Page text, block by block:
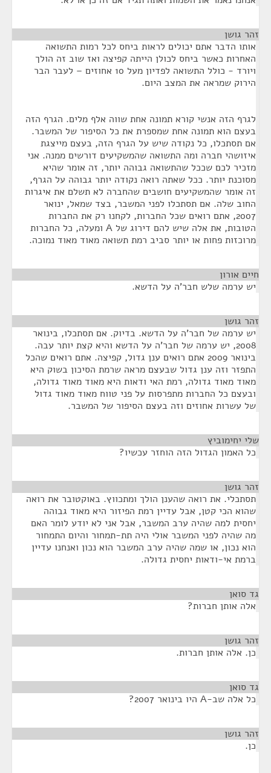
זהר גושן
אותו הדבר אתם יכולים לראות ביחס לכל רמות התשואה
האחרות כאשר ביחס לכולן הייתה קפיצה ואז שוב זה הולך
ויורד - כולל התשואה לפדיון מעל 10 אחוזים – לעבר הבר
הירוק שמראה את המצב היום.
לגרף הזה אנשי קורא תמונה אחת שווה אלף מלים. הגרף הזה
בעצם הוא תמונה אחת שמספרת את כל הסיפור של המשבר.
אם תסתכלו, כל נקודה שיש על הגרף הזה, בעצם מייצגת
איזושהי חברה ומה התשואה שהמשקיעים דורשים ממנה. אני
מזכיר לכם שככל שהתשואה גבוהה יותר, זה אומר שהיא
מסוכנת יותר. ככל שאתה רואה נקודה יותר גבוהה על הגרף,
זה אומר שהמשקיעים חושבים שהחברה לא תשלם את איגרות
החוב שלה. אם תסתכלו לפני המשבר, בצד שמאל, ינואר
2007, אתם רואים שכל החברות, לקחנו רק את החברות
הטובות, את אלה שיש להם דירוג של A ומעלה, כל החברות
מרוכזות פחות או יותר סביב רמת תשואה מאוד מאוד נמוכה.
חיים אורון
יש ערמה שלש חבר'ה על הדשא.
זהר גושן
יש ערמה של חבר'ה על הדשא. בדיוק. אם תסתכלו, בינואר
2008, יש ערמה של חבר'ה על הדשא והיא קצת יותר עבה.
בינואר 2009 אתם רואים ענן גדול, קפיצה. אתם רואים שהכל
התפזר וזה ענן גדול שבעצם מראה שרמת הסיכון בשוק היא
מאוד מאוד גדולה, רמת האי ודאות היא מאוד מאוד גדולה,
ובעצם כל החברות מתפרסות על פני טווח מאוד מאוד גדול
של עשרות אחוזים וזה בעצם הסיפור של המשבר.
שלי יחימוביץ
כל האמון הגדול הזה הוחזר עכשיו?
זהר גושן
תסתכלי. את רואה שהענן הולך ומתכווץ. באוקטובר את רואה
שהוא הכי קטן, אבל עדיין רמת הפיזור היא מאוד גבוהה
יחסית למה שהיה ערב המשבר, אבל אני לא יודע לומר האם
מה שהיה לפני המשבר אולי היה תת-תמחור והיום התמחור
הוא נכון, או שמה שהיה ערב המשבר הוא נכון ואנחנו עדיין
ברמת אי-ודאות יחסית גדולה.
גד סואן
אלה אותן חברות?
זהר גושן
כן. אלה אותן חברות.
גד סואן
כל אלה שב-A היו בינואר 2007?
זהר גושן
כן.